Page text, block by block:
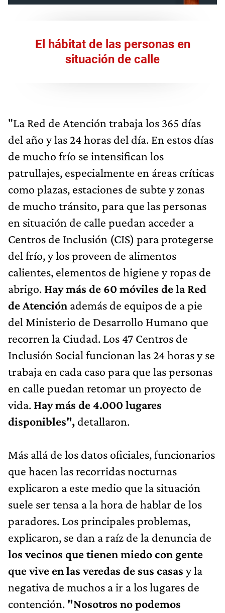
El hábitat de las personas en
situación de calle
"La Red de Atención trabaja los 365 días
del año y las 24 horas del día. En estos días
de mucho frío se intensifican los
patrullajes, especialmente en áreas críticas
como plazas, estaciones de subte y zonas
de mucho tránsito, para que las personas
en situación de calle puedan acceder a
Centros de Inclusión (CIS) para protegerse
del frío, y los proveen de alimentos
calientes, elementos de higiene y ropas de
abrigo. Hay más de 60 móviles de la Red
de Atención además de equipos de a pie
del Ministerio de Desarrollo Humano que
recorren la Ciudad. Los 47 Centros de
Inclusión Social funcionan las 24 horas y se
trabaja en cada caso para que las personas
en calle puedan retomar un proyecto de
vida. Hay más de 4.000 lugares
disponibles", detallaron.
Más allá de los datos oficiales, funcionarios
que hacen las recorridas nocturnas
explicaron a este medio que la situación
suele ser tensa a la hora de hablar de los
paradores. Los principales problemas,
explicaron, se dan a raíz de la denuncia de
los vecinos que tienen miedo con gente
que vive en las veredas de sus casas y la
negativa de muchos a ir a los lugares de
contención. "Nosotros no podemos